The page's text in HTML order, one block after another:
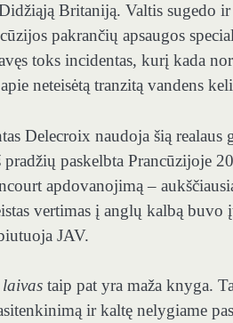
Britaniją. Valtis sugedo
pakrančių apsaugos
toks incidentas, kurį kada
neteisėtą tranzitą vandens
Delecroix naudoja šią
pradžių paskelbta Prancūzijoje
apdovanojimą –
vertimas į anglų kalbą
JAV.
taip pat yra maža knyga.
ir kaltę nelygiame